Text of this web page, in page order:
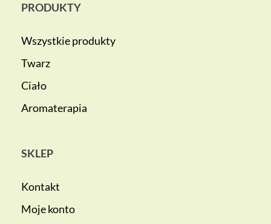
PRODUKTY
Wszystkie produkty
Twarz
Ciało
Aromaterapia
SKLEP
Kontakt
Moje konto